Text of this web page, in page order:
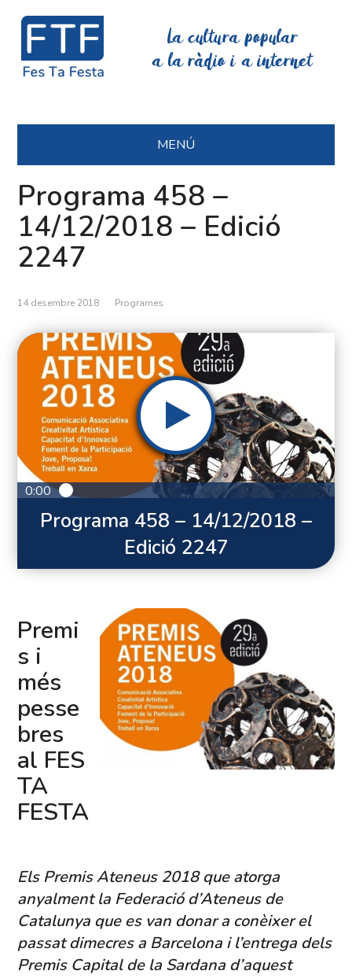
La cultura popular
a la ràdio i a internet
MENÚ
Programa 458 –
14/12/2018 – Edició
2247
14 desembre 2018 Programes
0:00
Programa 458 – 14/12/2018 –
Edició 2247
Premi
s i
més
pesse
bres
al FES
TA
FESTA
Els Premis Ateneus 2018 que atorga
anyalment la Federació d’Ateneus de
Catalunya que es van donar a conèixer el
passat dimecres a Barcelona i l’entrega dels
Premis Capital de la Sardana d’aquest